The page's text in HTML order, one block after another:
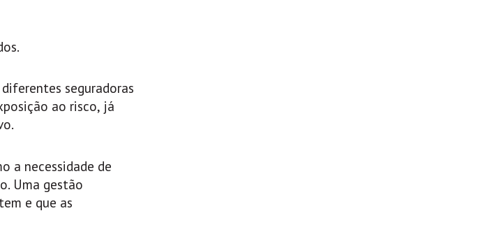
seguradoras
ao risco, já
a necessidade de
Uma gestão
e que as